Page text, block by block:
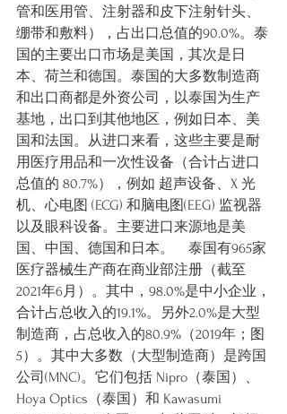
管和医用管、注射器和皮下注射针头、
绷带和敷料），占出口总值的90.0%。泰
国的主要出口市场是美国，其次是日
本、荷兰和德国。泰国的大多数制造商
和出口商都是外资公司，以泰国为生产
基地，出口到其他地区，例如日本、美
国和法国。从进口来看，这些主要是耐
用医疗用品和一次性设备（合计占进口
总值的 80.7%），例如 超声设备、X 光
机、心电图 (ECG) 和脑电图(EEG) 监视器
以及眼科设备。主要进口来源地是美
国、中国、德国和日本。    泰国有965家
医疗器械生产商在商业部注册（截至
2021年6月）。其中，98.0%是中小企业，
合计占总收入的19.1%。另外2.0%是大型
制造商，占总收入的80.9%（2019年；图
5）。其中大多数（大型制造商）是跨国
公司(MNC)。它们包括 Nipro（泰国）、
Hoya Optics（泰国）和 Kawasumi